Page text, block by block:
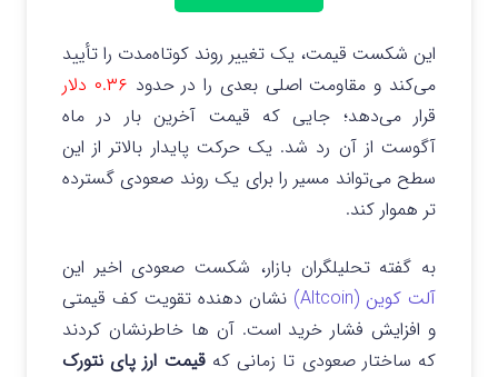
این شکست قیمت، یک تغییر روند کوتاه‌مدت را تأیید
می‌کند و مقاومت اصلی بعدی را در حدود ۰.۳۶ دلار
قرار می‌دهد؛ جایی که قیمت آخرین بار در ماه
آگوست از آن رد شد. یک حرکت پایدار بالاتر از این
سطح می‌تواند مسیر را برای یک روند صعودی گسترده
تر هموار کند.
به گفته تحلیلگران بازار، شکست صعودی اخیر این
آلت کوین (Altcoin)
نشان دهنده تقویت کف قیمتی
و افزایش فشار خرید است. آن ها خاطرنشان کردند
که ساختار صعودی تا زمانی کهقیمت ارز پای نتورک